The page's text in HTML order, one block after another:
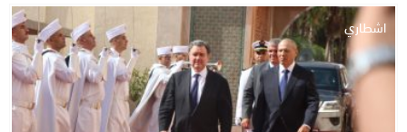
اشطاري